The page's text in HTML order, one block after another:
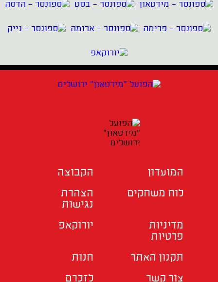
המועדון
הקבוצה
לוח משחקים
הצהרת
נגישות
מדיניות
פרטיות
יורוקאפ
תקנון האתר
חנות
צור קשר
לזכרם